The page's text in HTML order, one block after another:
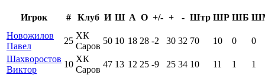
Игрок # Клуб И Ш А О +/- + - Штр ШР ШБ
Новожилов
Павел
25
ХК
Саров
50 10 18 28 -2 30 32 70 10 0
0
Шахворостов
Виктор
10
ХК
Саров
47 13 12 25 -9 25 34 10 11 1
1